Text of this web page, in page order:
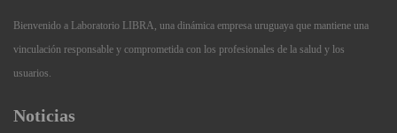
Bienvenido a Laboratorio LIBRA, una dinámica empresa uruguaya que mantiene una
vinculación responsable y comprometida con los profesionales de la salud y los
usuarios.
Noticias